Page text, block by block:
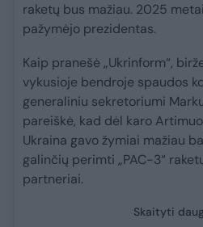
raketų bus mažiau. 2025
pažymėjo prezidentas.
Kaip pranešė „Ukrinform“,
vykusioje bendroje spaudos
generaliniu sekretoriumi
pareiškė, kad dėl karo
Ukraina gavo žymiai mažiau
galinčių perimti „PAC-3“
partneriai.
Skaityti